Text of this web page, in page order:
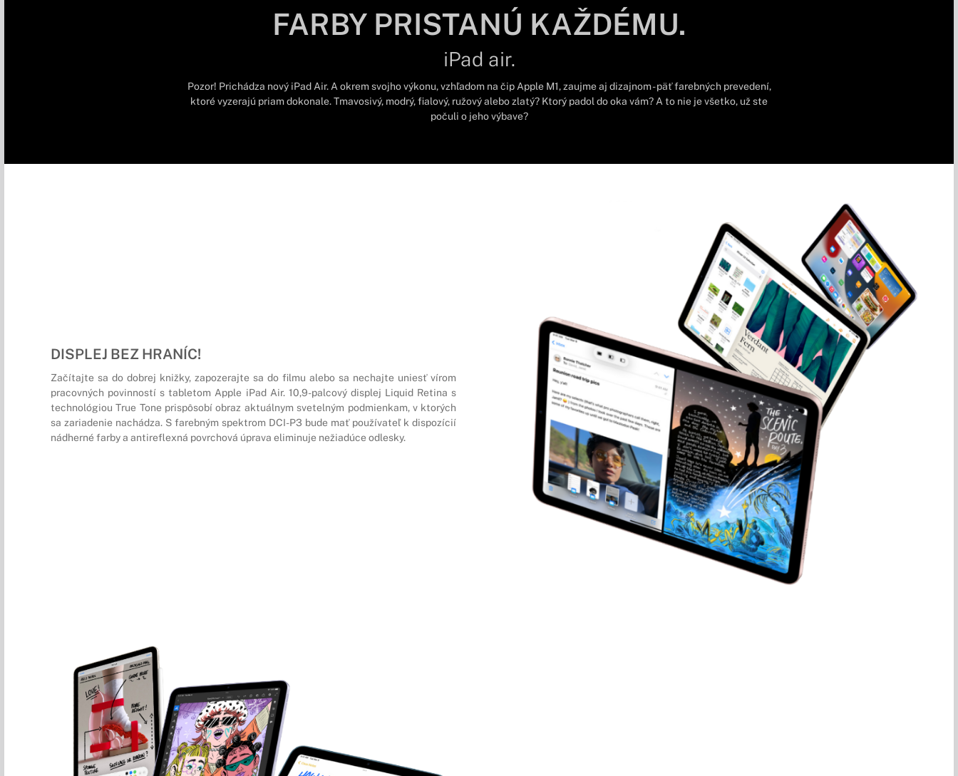
FARBY PRISTANÚ KAŽDÉMU.
iPad air.
Pozor! Prichádza nový iPad Air. A okrem svojho výkonu, vzhľadom na čip Apple M1, zaujme aj dizajnom - päť farebných prevedení,
ktoré vyzerajú priam dokonale. Tmavosivý, modrý, fialový, ružový alebo zlatý? Ktorý padol do oka vám? A to nie je všetko, už ste
počuli o jeho výbave?
DISPLEJ BEZ HRANÍC!
Začítajte sa do dobrej knižky, zapozerajte sa do filmu alebo sa nechajte uniesť vírom
pracovných povinností s tabletom Apple iPad Air. 10,9-palcový displej Liquid Retina s
technológiou True Tone prispôsobí obraz aktuálnym svetelným podmienkam, v ktorých
sa zariadenie nachádza. S farebným spektrom DCI-P3 bude mať používateľ k dispozícií
nádherné farby a antireflexná povrchová úprava eliminuje nežiadúce odlesky.